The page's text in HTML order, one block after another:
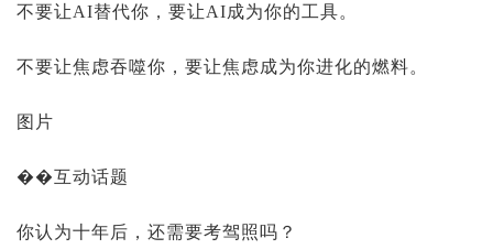
不要让AI替代你，要让AI成为你的工具。
不要让焦虑吞噬你，要让焦虑成为你进化的燃料。
图片
��互动话题
你认为十年后，还需要考驾照吗？